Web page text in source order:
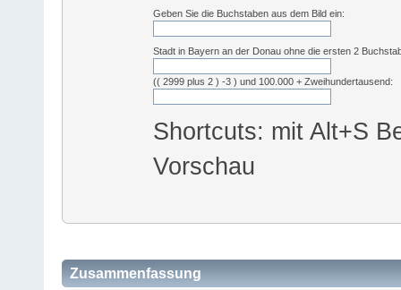
Geben Sie die Buchstaben aus dem Bild ein:
Stadt in Bayern an der Donau ohne die ersten 2
(( 2999 plus 2 ) -3 ) und 100.000 + Zweihundertausend:
Shortcuts: mit Alt+S
Vorschau
Zusammenfassung